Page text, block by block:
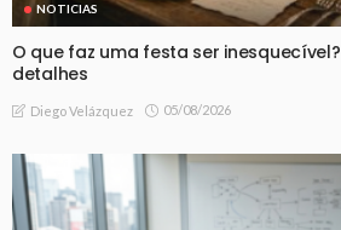
NOTICIAS
O que faz uma festa ser
detalhes
Diego Velázquez 05/08/2026